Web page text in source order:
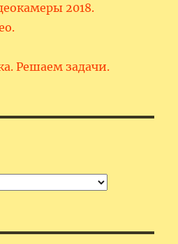
2018.
Решаем задачи.